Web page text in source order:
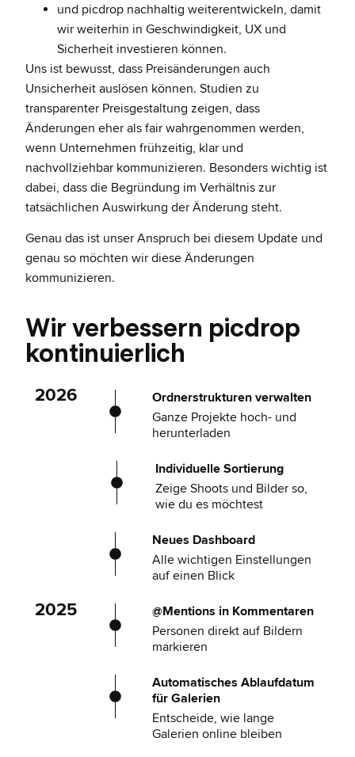
und picdrop nachhaltig weiterentwickeln, damit
wir weiterhin in Geschwindigkeit, UX und
Sicherheit investieren können.
Uns ist bewusst, dass Preisänderungen auch
Unsicherheit auslösen können. Studien zu
transparenter Preisgestaltung zeigen, dass
Änderungen eher als fair wahrgenommen werden,
wenn Unternehmen frühzeitig, klar und
nachvollziehbar kommunizieren. Besonders wichtig ist
dabei, dass die Begründung im Verhältnis zur
tatsächlichen Auswirkung der Änderung steht.
Genau das ist unser Anspruch bei diesem Update und
genau so möchten wir diese Änderungen
kommunizieren.
Wir verbessern picdrop
kontinuierlich
2026
Ordnerstrukturen verwalten
Ganze Projekte hoch- und
herunterladen
Individuelle Sortierung
Zeige Shoots und Bilder so,
wie du es möchtest
Neues Dashboard
Alle wichtigen Einstellungen
auf einen Blick
2025
@Mentions in Kommentaren
Personen direkt auf Bildern
markieren
Automatisches Ablaufdatum
für Galerien
Entscheide, wie lange
Galerien online bleiben